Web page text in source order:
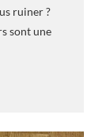
ruiner ?
sont une